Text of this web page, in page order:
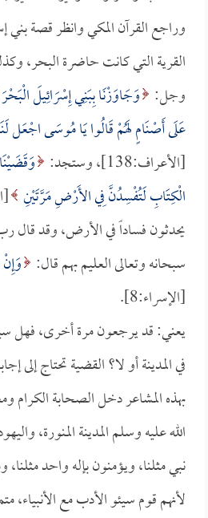
وراجع القرآن المكي وانظر قصة
القرية التي كانت حاضرة البحر،
وجل: وَجَاوَزْنَا بِبَنِي إِسْرَائِيلَ
عَلَى أَصْنَامٍ لَهُمْ قَالُوا يَا مُوسَى اجْعَل لَنَا
[الأعراف:138]، وستجد:
الْكِتَابِ لَتُفْسِدُنَّ فِي الأَرْضِ مَرَّتَيْنِ
يحدثون فساداً في الأرض، وقد قال
سبحانه وتعالى العليم بهم قال:
[الإسراء:8].
يعني: قد يرجعون مرة أخرى، فهل
في المدينة أو لا؟ القضية تحتاج إلى
بهذه المشاعر دخل الصحابة الكرام
الله عليه وسلم المدينة المنورة،
نبي مثلنا، ويؤمنون بإله واحد
لأنهم قوم سيئو الأدب مع الأنبياء،